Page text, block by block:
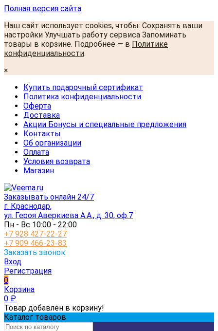
Полная версия сайта
Наш сайт использует cookies, чтобы: Сохранять ваши
настройки Улучшать работу сервиса Запоминать
товары в корзине. Подробнее — в Политике
конфиденциальности.
×
Купить подарочный сертификат
Политика конфиденциальности
Оферта
Доставка
Акции Бонусы и специальные предложения
Контакты
Об организации
Оплата
Условия возврата
Магазин
Заказывать онлайн 24/7
г. Краснодар,
ул. Героя Аверкиева А.А., д. 30, оф.7
Пн - Вс 10:00 - 22:00
+7 928 427-22-27
+7 909 466-23-83
Заказать звонок
Вход
Регистрация
0
Корзина
0 ₽
Товар добавлен в корзину!
Каталог товаров